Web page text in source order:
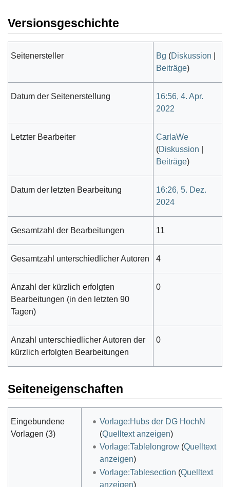
Versionsgeschichte
Seitenersteller Bg (Diskussion
Beiträge)
Datum der Seitenerstellung
16:56, 4. Apr.
2022
Letzter Bearbeiter
CarlaWe
(Diskussion
Beiträge)
Datum der letzten Bearbeitung
16:26, 5. Dez.
2024
Gesamtzahl der Bearbeitungen 11
Gesamtzahl unterschiedlicher Autoren 4
Anzahl der kürzlich erfolgten
Bearbeitungen (in den letzten 90
Tagen)
0
Anzahl unterschiedlicher Autoren der
kürzlich erfolgten Bearbeitungen
0
Seiteneigenschaften
Eingebundene
Vorlagen (3)
Vorlage:Hubs der DG HochN
(Quelltext anzeigen)
Vorlage:Tablelongrow(Quelltext
anzeigen)
Vorlage:Tablesection (Quelltext
anzeigen)